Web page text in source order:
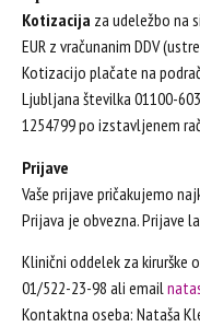
Kotizacija za udeležbo na
EUR z vračunanim DDV
Kotizacijo plačate na
Ljubljana številka 01100-
1254799 po izstavljenem
Prijave
Vaše prijave pričakujemo
Prijava je obvezna. Prijave
Klinični oddelek za kirurške
01/522-23-98 ali email
Kontaktna oseba: Nataša